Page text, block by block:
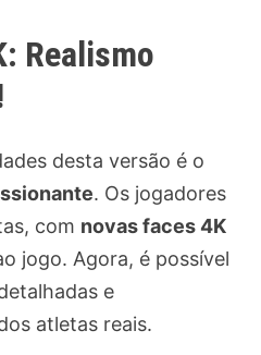
Realismo
desta versão é o
. Os jogadores
com novas faces 4K
jogo. Agora, é possível
e
atletas reais.